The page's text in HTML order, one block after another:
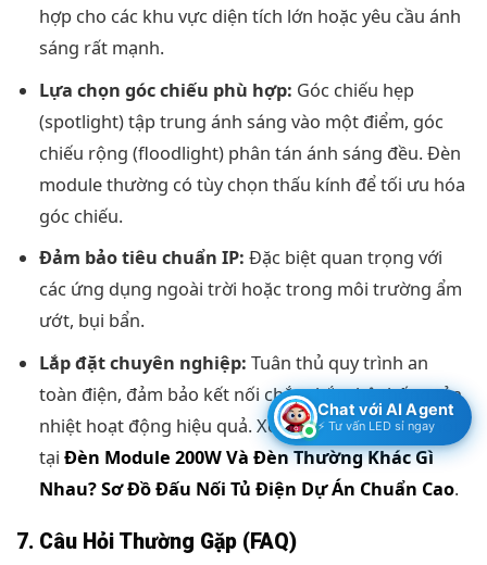
hợp cho các khu vực diện tích lớn hoặc yêu cầu ánh
sáng rất mạnh.
Lựa chọn góc chiếu phù hợp: Góc chiếu hẹp
(spotlight) tập trung ánh sáng vào một điểm, góc
chiếu rộng (floodlight) phân tán ánh sáng đều. Đèn
module thường có tùy chọn thấu kính để tối ưu hóa
góc chiếu.
Đảm bảo tiêu chuẩn IP: Đặc biệt quan trọng với
các ứng dụng ngoài trời hoặc trong môi trường ẩm
ướt, bụi bẩn.
Lắp đặt chuyên nghiệp: Tuân thủ quy trình an
toàn điện, đảm bảo kết nối chắc chắn, hệ thống tản
nhiệt hoạt động hiệu quả. Xem thêm sơ đồ đấu nối
tạiĐèn Module 200W Và Đèn Thường Khác Gì
Nhau? Sơ Đồ Đấu Nối Tủ Điện Dự Án Chuẩn Cao.
7. Câu Hỏi Thường Gặp (FAQ)
Chat với AI Agent
⚡ Tư vấn LED sỉ ngay